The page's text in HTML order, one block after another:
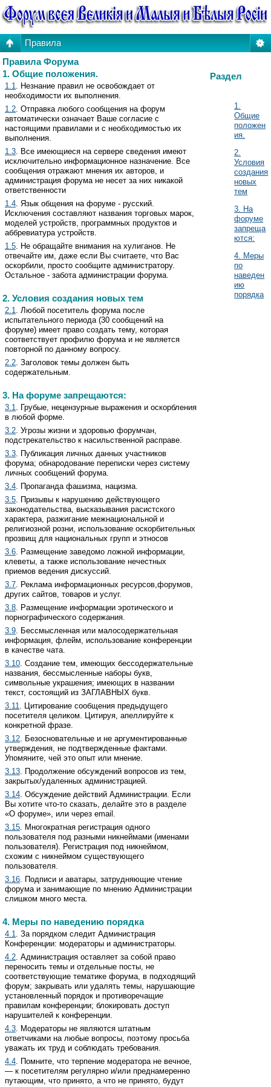
Правила
Правила Форума
Раздел
1.
Общие
положен
ия.
2.
Условия
создания
новых
тем
3. На
форуме
запреща
ются:
4. Меры
по
наведен
ию
порядка
1. Общие положения.
1.1
. Незнание правил не освобождает от
необходимости их выполнения.
1.2 . Отправка любого сообщения на форум
автоматически означает Ваше согласие с
настоящими правилами и с необходимостью их
выполнения.
1.3 . Все имеющиеся на сервере сведения имеют
исключительно информационное назначение. Все
сообщения отражают мнения их авторов, и
администрация форума не несет за них никакой
ответственности
1.4 . Язык общения на форуме - русский.
Исключения составляют названия торговых марок,
моделей устройств, программных продуктов и
аббревиатура устройств.
1.5 . Не обращайте внимания на хулиганов. Не
отвечайте им, даже если Вы считаете, что Вас
оскорбили, просто сообщите администратору.
Остальное - забота администрации форума.
2. Условия создания новых тем
2.1
. Любой посетитель форума после
испытательного периода (30 сообщений на
форуме) имеет право создать тему, которая
соответствует профилю форума и не является
повторной по данному вопросу.
2.2 . Заголовок темы должен быть
содержательным.
3. На форуме запрещаются:
3.1
. Грубые, нецензурные выражения и оскорбления
в любой форме.
3.2 . Угрозы жизни и здоровью форумчан,
подстрекательство к насильственной расправе.
3.3 . Публикация личных данных участников
форума; обнародование переписки через систему
личных сообщений форума.
3.4 . Пропаганда фашизма, нацизма.
3.5 . Призывы к нарушению действующего
законодательства, высказывания расистского
характера, разжигание межнациональной и
религиозной розни, использование оскорбительных
прозвищ для национальных групп и этносов
3.6 . Размещение заведомо ложной информации,
клеветы, а также использование нечестных
приемов ведения дискуссий.
3.7 . Реклама информационных ресурсов,форумов,
других сайтов, товаров и услуг.
3.8 . Размещение информации эротического и
порнографического содержания.
3.9 . Бессмысленная или малосодержательная
информация, флейм, использование конференции
в качестве чата.
3.10 . Создание тем, имеющих беcсодержательные
названия, бессмысленные наборы букв,
символьные украшения; имеющих в названии
текст, состоящий из ЗАГЛАВНЫХ букв.
3.11
. Цитирование сообщения предыдущего
посетителя целиком. Цитируя, апеллируйте к
конкретной фразе.
3.12 . Безосновательные и не аргументированные
утверждения, не подтвержденные фактами.
Упомяните, чей это опыт или мнение.
3.13 . Продолжение обсуждений вопросов из тем,
закрытых/удаленных администрацией.
3.14 . Обсуждение действий Администрации. Если
Вы хотите что-то сказать, делайте это в разделе
«О форуме», или через email.
3.15 . Многократная регистрация одного
пользователя под разными никнеймами (именами
пользователя). Регистрация под никнеймом,
схожим с никнеймом существующего
пользователя.
3.16 . Подписи и аватары, затрудняющие чтение
форума и занимающие по мнению Администрации
слишком много места.
4. Меры по наведению порядка
4.1
. За порядком следит Администрация
Конференции: модераторы и администраторы.
4.2 . Администрация оставляет за собой право
переносить темы и отдельные посты, не
соответствующие тематике форума, в подходящий
форум; закрывать или удалять темы, нарушающие
установленный порядок и противоречащие
правилам конференции; блокировать доступ
нарушителей к конференции.
4.3 . Модераторы не являются штатным
ответчиками на любые вопросы, поэтому просьба
уважать их труд и соблюдать требования.
4.4 . Помните, что терпение модератора не вечное,
— к посетителям регулярно и/или преднамеренно
путающим, что принято, а что не принято, будут